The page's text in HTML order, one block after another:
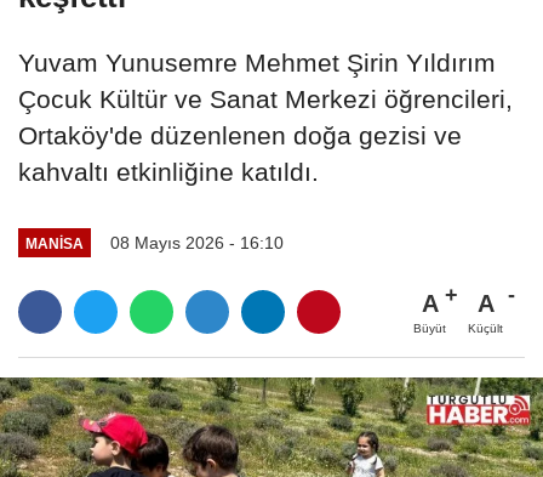
Yuvam Yunusemre Mehmet Şirin Yıldırım
Çocuk Kültür ve Sanat Merkezi öğrencileri,
Ortaköy'de düzenlenen doğa gezisi ve
kahvaltı etkinliğine katıldı.
MANİSA 08 Mayıs 2026 - 16:10
A
Büyüt
A
Küçült